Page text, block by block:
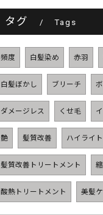
タグ Tags
頻度 白髪染め 赤羽
白髪ぼかし ブリーチ
ダメージレス くせ毛
艶 髪質改善 ハイライト
髪質改善トリートメント
酸熱トリートメント 美髪